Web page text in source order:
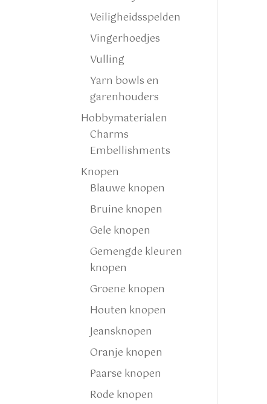
Veiligheidsspelden
Vingerhoedjes
Vulling
Yarn bowls en
garenhouders
Hobbymaterialen
Charms
Embellishments
Knopen
Blauwe knopen
Bruine knopen
Gele knopen
Gemengde kleuren
knopen
Groene knopen
Houten knopen
Jeansknopen
Oranje knopen
Paarse knopen
Rode knopen